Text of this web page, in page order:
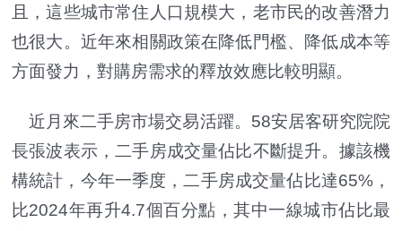
且，這些城市常住人口規模大，老市民的改善潛力
也很大。近年來相關政策在降低門檻、降低成本等
方面發力，對購房需求的釋放效應比較明顯。
近月來二手房市場交易活躍。58安居客研究院院
長張波表示，二手房成交量佔比不斷提升。據該機
構統計，今年一季度，二手房成交量佔比達65%，
比2024年再升4.7個百分點，其中一線城市佔比最